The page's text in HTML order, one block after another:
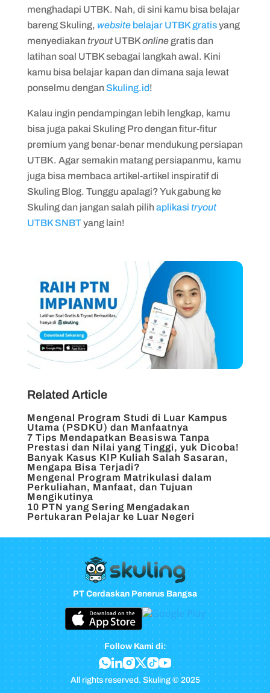
menghadapi UTBK. Nah, di sini kamu bisa belajar
bareng Skuling, websitebelajar UTBK gratisyang
menyediakan tryoutUTBKonlinegratis dan
latihan soal UTBK sebagai langkah awal. Kini
kamu bisa belajar kapan dan dimana saja lewat
ponselmu denganSkuling.id!
Kalau ingin pendampingan lebih lengkap, kamu
bisa juga pakai Skuling Pro dengan fitur-fitur
premium yang benar-benar mendukung persiapan
UTBK. Agar semakin matang persiapanmu, kamu
juga bisa membaca artikel-artikel inspiratif di
Skuling Blog. Tunggu apalagi? Yuk gabung ke
Skuling dan jangan salah pilihaplikasi tryout
UTBK SNBTyang lain!
Related Article
Mengenal Program Studi di Luar Kampus
Utama (PSDKU) dan Manfaatnya
7 Tips Mendapatkan Beasiswa Tanpa
Prestasi dan Nilai yang Tinggi, yuk Dicoba!
Banyak Kasus KIP Kuliah Salah Sasaran,
Mengapa Bisa Terjadi?
Mengenal Program Matrikulasi dalam
Perkuliahan, Manfaat, dan Tujuan
Mengikutinya
10 PTN yang Sering Mengadakan
Pertukaran Pelajar ke Luar Negeri
PT Cerdaskan Penerus Bangsa
Follow Kami di:
All rights reserved. Skuling © 2025